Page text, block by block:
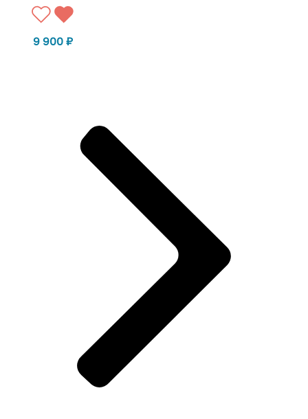
9 900 ₽